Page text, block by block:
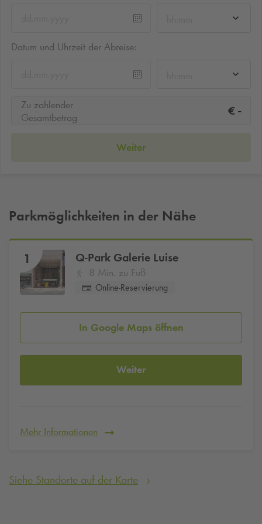
Datum und Uhrzeit der Abreise:
Zu zahlender
Gesamtbetrag
€ -
Weiter
Parkmöglichkeiten in der Nähe
1 Q-Park Galerie Luise
8 Min. zu Fuß
Online-Reservierung
In Google Maps öffnen
Weiter
Mehr Informationen
Siehe Standorte auf der Karte